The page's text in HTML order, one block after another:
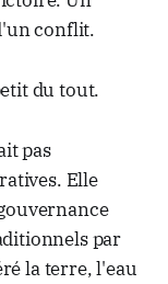
conflit.
du tout.
pas
Elle
par
la terre, l'eau